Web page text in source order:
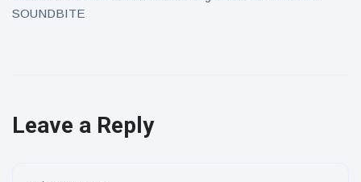
SOUNDBITE
Leave a Reply